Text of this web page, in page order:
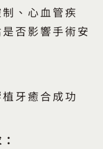
、心血管疾
否影響手術安
牙癒合成功